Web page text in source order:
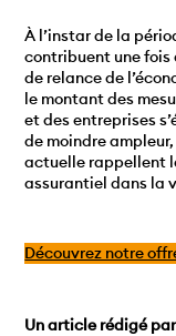
À l’instar de la
contribuent une fois
de relance de
le montant des
et des entreprises
de moindre
actuelle rappellent
assurantiel dans la
Découvrez notre
Un article rédigé par